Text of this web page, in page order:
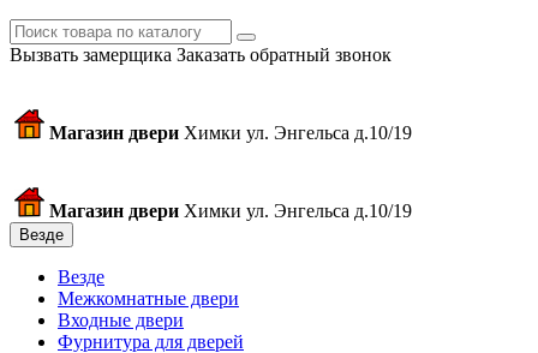
Вызвать замерщика Заказать обратный звонок
Магазин двери Химки ул. Энгельса д.10/19
Магазин двери Химки ул. Энгельса д.10/19
Везде
Везде
Межкомнатные двери
Входные двери
Фурнитура для дверей